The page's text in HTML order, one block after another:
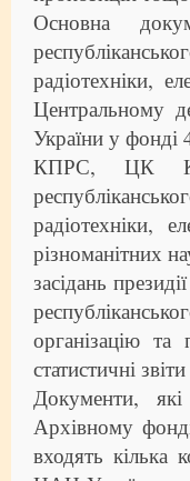
Основна
радіотехніки,
Центральному
України у
КПРС, ЦК
радіотехніки,
різноманітних
засідань
організацію та
статистичні
Документи,
Архівному
входять кілька